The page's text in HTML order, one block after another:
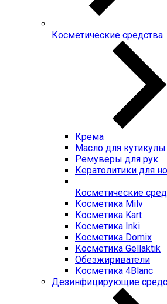
Косметические средства
Крема
Масло для кутикулы
Ремуверы для рук
Кератолитики для
Косметические
Косметика Milv
Косметика Kart
Косметика Inki
Косметика Domix
Косметика Gellaktik
Обезжириватели
Косметика 4Blanc
Дезинфицирующие